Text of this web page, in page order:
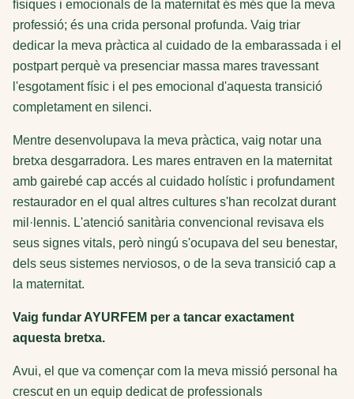
físiques i emocionals de la maternitat és més que la meva
professió; és una crida personal profunda. Vaig triar
dedicar la meva pràctica al cuidado de la embarassada i el
postpart perquè va presenciar massa mares travessant
l'esgotament físic i el pes emocional d'aquesta transició
completament en silenci.
Mentre desenvolupava la meva pràctica, vaig notar una
bretxa desgarradora. Les mares entraven en la maternitat
amb gairebé cap accés al cuidado holístic i profundament
restaurador en el qual altres cultures s'han recolzat durant
mil·lennis. L'atenció sanitària convencional revisava els
seus signes vitals, però ningú s'ocupava del seu benestar,
dels seus sistemes nerviosos, o de la seva transició cap a
la maternitat.
Vaig fundar AYURFEM per a tancar exactament
aquesta bretxa.
Avui, el que va començar com la meva missió personal ha
crescut en un equip dedicat de professionals